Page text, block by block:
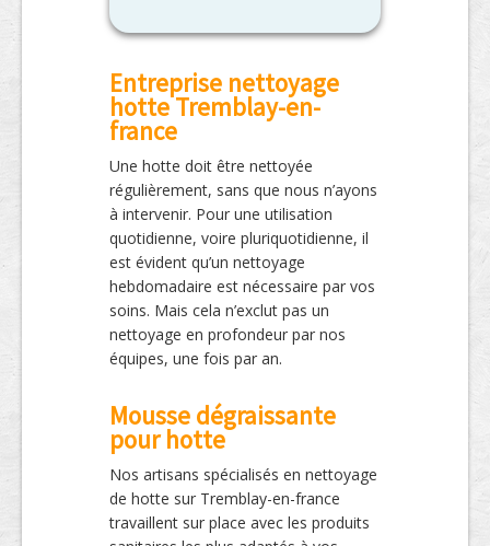
Entreprise nettoyage
hotte Tremblay-en-
france
Une hotte doit être nettoyée
régulièrement, sans que nous n’ayons
à intervenir. Pour une utilisation
quotidienne, voire pluriquotidienne, il
est évident qu’un nettoyage
hebdomadaire est nécessaire par vos
soins. Mais cela n’exclut pas un
nettoyage en profondeur par nos
équipes, une fois par an.
Mousse dégraissante
pour hotte
Nos artisans spécialisés en nettoyage
de hotte sur Tremblay-en-france
travaillent sur place avec les produits